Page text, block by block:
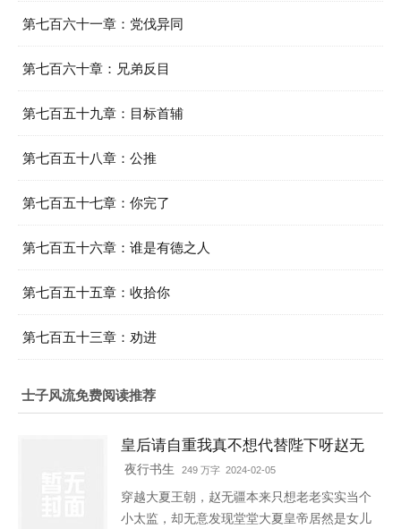
第七百六十一章：党伐异同
第七百六十章：兄弟反目
第七百五十九章：目标首辅
第七百五十八章：公推
第七百五十七章：你完了
第七百五十六章：谁是有德之人
第七百五十五章：收拾你
第七百五十三章：劝进
士子风流免费阅读推荐
皇后请自重我真不想代替陛下呀赵无
疆轩辕靖独孤明玥
夜行书生 249 万字 2024-02-05
穿越大夏王朝，赵无疆本来只想老老实实当个
小太监，却无意发现堂堂大夏皇帝居然是女儿